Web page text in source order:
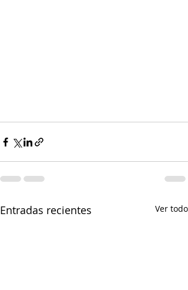
Entradas recientes Ver todo